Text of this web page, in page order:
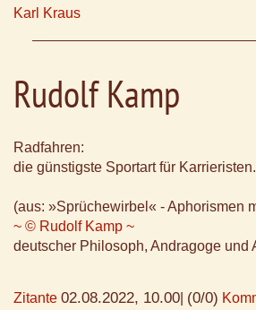
Karl Kraus
Rudolf Kamp
Radfahren:
die günstigste Sportart für Karrieristen.
(aus: »Sprüchewirbel« - Aphorismen
~ © Rudolf Kamp ~
deutscher Philosoph, Andragoge und
Zitante 02.08.2022, 10.00 (0/0)